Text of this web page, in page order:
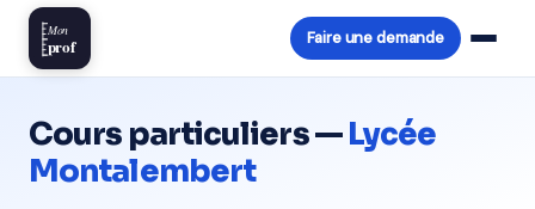
Mon
prof Faire une demande
Cours particuliers —Lycée
Montalembert